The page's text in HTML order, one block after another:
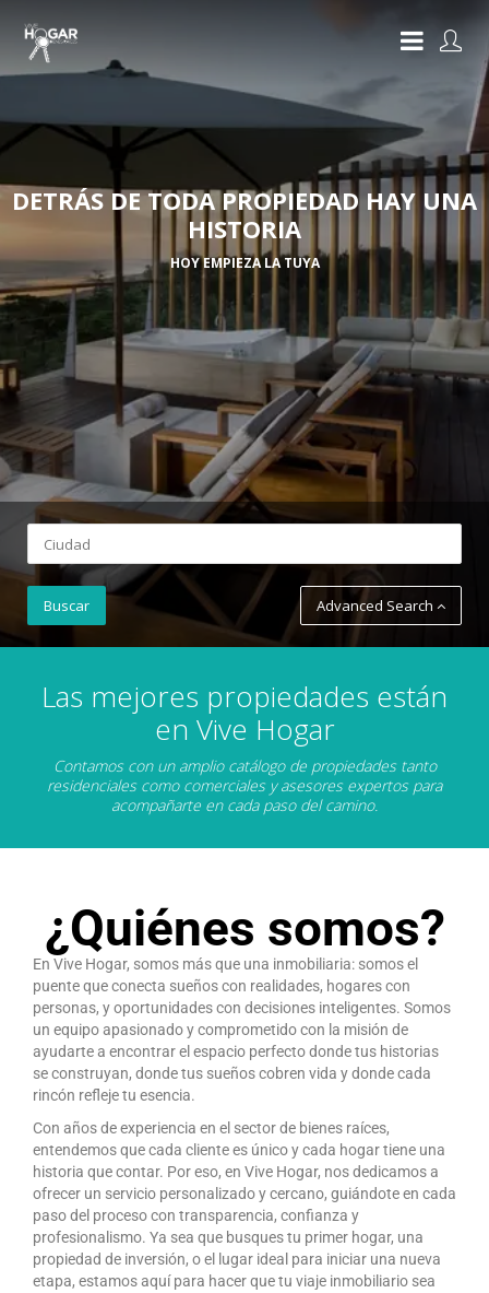
DETRÁS DE TODA PROPIEDAD HAY UNA
HISTORIA
HOY EMPIEZA LA TUYA
Advanced Search
Las mejores propiedades están
en Vive Hogar
Contamos con un amplio catálogo de propiedades tanto
residenciales como comerciales y asesores expertos para
acompañarte en cada paso del camino.
¿Quiénes somos?
En Vive Hogar, somos más que una inmobiliaria: somos el
puente que conecta sueños con realidades, hogares con
personas, y oportunidades con decisiones inteligentes. Somos
un equipo apasionado y comprometido con la misión de
ayudarte a encontrar el espacio perfecto donde tus historias
se construyan, donde tus sueños cobren vida y donde cada
rincón refleje tu esencia.
Con años de experiencia en el sector de bienes raíces,
entendemos que cada cliente es único y cada hogar tiene una
historia que contar. Por eso, en Vive Hogar, nos dedicamos a
ofrecer un servicio personalizado y cercano, guiándote en cada
paso del proceso con transparencia, confianza y
profesionalismo. Ya sea que busques tu primer hogar, una
propiedad de inversión, o el lugar ideal para iniciar una nueva
etapa, estamos aquí para hacer que tu viaje inmobiliario sea